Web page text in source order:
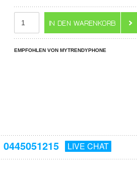
EMPFOHLEN VON MYTRENDYPHONE
0445051215 LIVE CHAT